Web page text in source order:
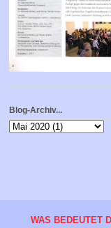
Blog-Archiv...
WAS BEDEUTET